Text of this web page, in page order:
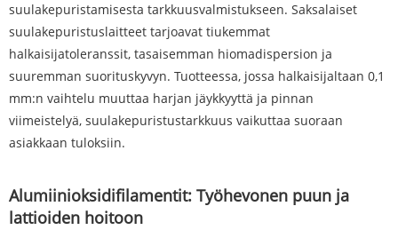
suulakepuristamisesta tarkkuusvalmistukseen. Saksalaiset
suulakepuristuslaitteet tarjoavat tiukemmat
halkaisijatoleranssit, tasaisemman hiomadispersion ja
suuremman suorituskyvyn. Tuotteessa, jossa halkaisijaltaan 0,1
mm:n vaihtelu muuttaa harjan jäykkyyttä ja pinnan
viimeistelyä, suulakepuristustarkkuus vaikuttaa suoraan
asiakkaan tuloksiin.
Alumiinioksidifilamentit: Työhevonen puun ja
lattioiden hoitoon